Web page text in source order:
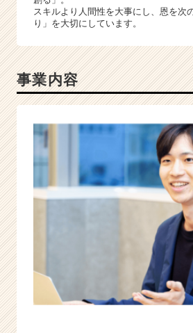
スキルより人間性を大事にし、恩を次
り」を大切にしています。
事業内容